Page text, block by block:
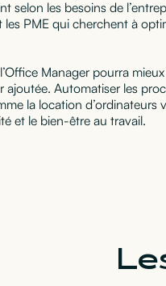
selon les besoins de
PME qui cherchent à
Manager pourra
Automatiser les
la location
et le bien-être au travail.